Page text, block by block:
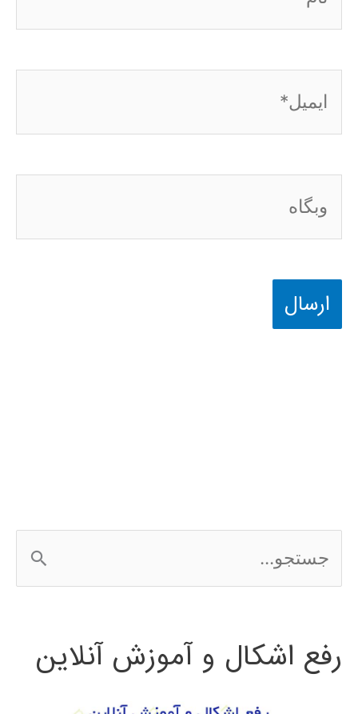
ایمیل*
وبگاه
س
ج
رفع اشکال و آموزش آنلاین